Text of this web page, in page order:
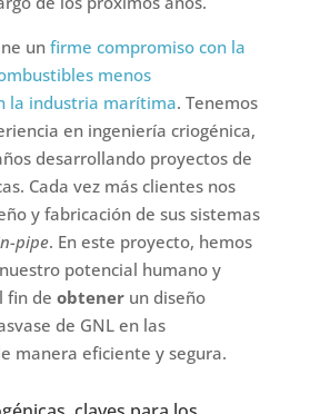
unfirme compromiso con la
menos
la industria marítima. Tenemos
en ingeniería criogénica,
desarrollando proyectos de
Cada vez más clientes nos
y fabricación de sus sistemas
pipe. En este proyecto, hemos
potencial humano y
fin de obtenerun diseño
de GNL en las
manera eficiente y segura.